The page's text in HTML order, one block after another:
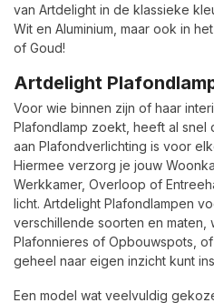
van Artdelight in de klassieke
Wit en Aluminium, maar ook in
of Goud!
Artdelight
Voor wie binnen zijn of haar
Plafondlamp zoekt, heeft al
aan Plafondverlichting is voor
Hiermee verzorg je jouw
Werkkamer, Overloop of
licht. Artdelight Plafondlampen
verschillende soorten en maten,
Plafonnieres of Opbouwspots,
geheel naar eigen inzicht kunt
Een model wat veelvuldig